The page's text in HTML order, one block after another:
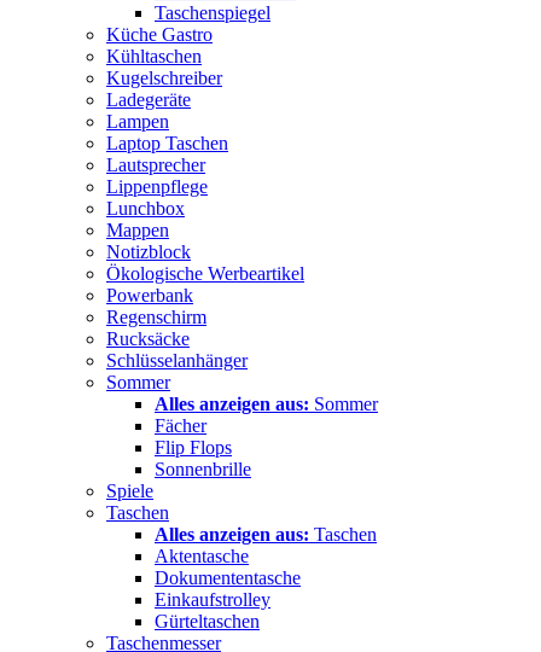
Taschenspiegel
Küche Gastro
Kühltaschen
Kugelschreiber
Ladegeräte
Lampen
Laptop Taschen
Lautsprecher
Lippenpflege
Lunchbox
Mappen
Notizblock
Ökologische Werbeartikel
Powerbank
Regenschirm
Rucksäcke
Schlüsselanhänger
Sommer
Alles anzeigen aus: Sommer
Fächer
Flip Flops
Sonnenbrille
Spiele
Taschen
Alles anzeigen aus: Taschen
Aktentasche
Dokumententasche
Einkaufstrolley
Gürteltaschen
Taschenmesser